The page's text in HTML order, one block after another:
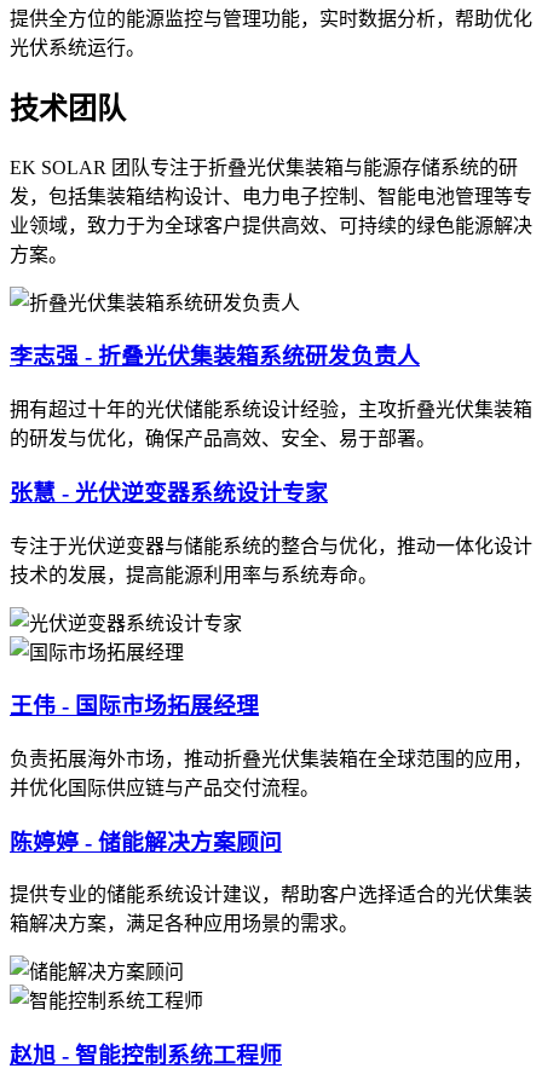
提供全方位的能源监控与管理功能，实时数据分析，帮助优化
光伏系统运行。
技术团队
EK SOLAR 团队专注于折叠光伏集装箱与能源存储系统的研
发，包括集装箱结构设计、电力电子控制、智能电池管理等专
业领域，致力于为全球客户提供高效、可持续的绿色能源解决
方案。
李志强 - 折叠光伏集装箱系统研发负责人
拥有超过十年的光伏储能系统设计经验，主攻折叠光伏集装箱
的研发与优化，确保产品高效、安全、易于部署。
张慧 - 光伏逆变器系统设计专家
专注于光伏逆变器与储能系统的整合与优化，推动一体化设计
技术的发展，提高能源利用率与系统寿命。
王伟 - 国际市场拓展经理
负责拓展海外市场，推动折叠光伏集装箱在全球范围的应用，
并优化国际供应链与产品交付流程。
陈婷婷 - 储能解决方案顾问
提供专业的储能系统设计建议，帮助客户选择适合的光伏集装
箱解决方案，满足各种应用场景的需求。
赵旭 - 智能控制系统工程师